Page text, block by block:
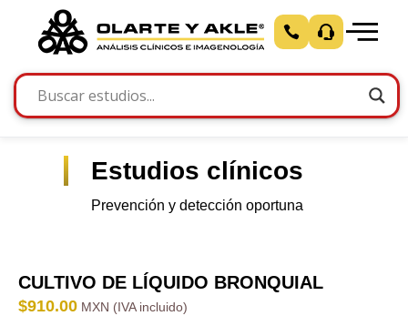
Estudios clínicos
Prevención y detección oportuna
CULTIVO DE LÍQUIDO BRONQUIAL
$910.00